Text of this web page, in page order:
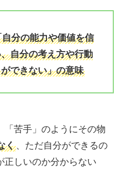
分の能力や価値を信
自分の考え方や行動
できない」の意味
「苦手」のようにその物
く、ただ自分ができるの
正しいのか分からない